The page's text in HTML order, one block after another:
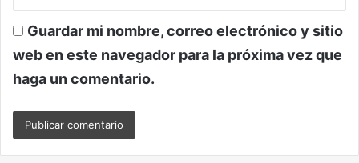
Guardar mi nombre, correo electrónico y sitio
web en este navegador para la próxima vez que
haga un comentario.